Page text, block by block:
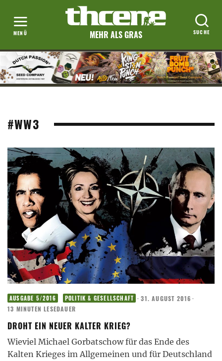
MEHR ALS GRAS
#WW3
AUSGABE 5/2016 POLITIK & GESELLSCHAFT · 31. AUGUST 2016 ·
13 MINUTEN LESEDAUER
DROHT EIN NEUER KALTER KRIEG?
Wieviel Michael Gorbatschow für das Ende des
Kalten Krieges im Allgemeinen und für Deutschland